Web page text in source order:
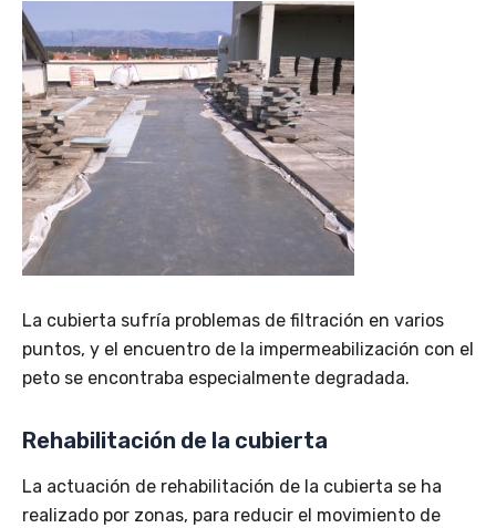
La cubierta sufría problemas de filtración en varios
puntos, y el encuentro de la impermeabilización con el
peto se encontraba especialmente degradada.
Rehabilitación de la cubierta
La actuación de rehabilitación de la cubierta se ha
realizado por zonas, para reducir el movimiento de